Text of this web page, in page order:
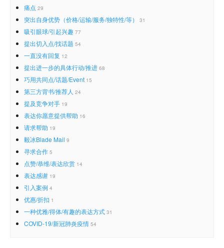
痛点 29
突出自身优势（价格/运输/服务/独特性/等） 31
吸引眼球/引起兴趣 77
提出切入点/找话题 54
一直没有回复 12
提出进一步的具体行动/推进 68
巧用共同点/话题/Event 15
第三方背书/推荐人 24
提及竞争对手 19
表达你愿意提供帮助 16
请求帮助 19
毅冰Blade Mail 9
寻求合作 5
点赞/恭维/表达欣赏 14
表达感谢 19
引入案例 4
优惠/折扣 1
一种优雅/得体/有趣的表达方式 31
COVID-19/新冠肺炎疫情 54